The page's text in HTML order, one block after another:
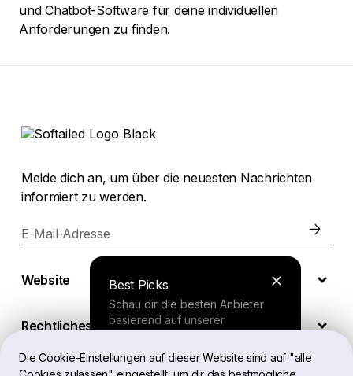
Die Cookie-Einstellungen auf dieser Website sind auf "alle
und Chatbot-Software für deine individuellen
Anforderungen zu finden.
Best Picks
Schau dir die besten Anbieter
basierend auf unserer
Melde dich an, um über die neuesten Nachrichten
informiert zu werden.
E-Mail-Adresse
Website
Rechtliches